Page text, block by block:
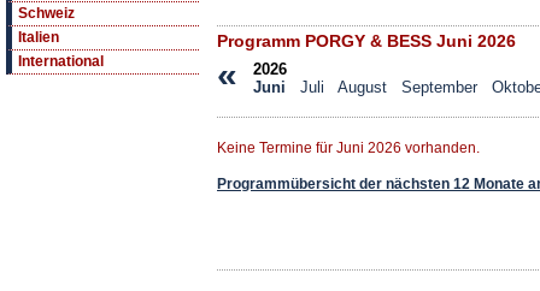
Schweiz
Italien
International
Programm PORGY & BESS Juni 2026
«
2026
Juni
Juli August September
Keine Termine für Juni 2026 vorhanden.
Programmübersicht der nächsten 12 Monate